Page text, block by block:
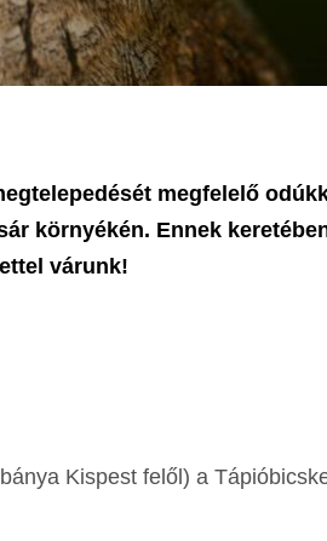
megfelelő
környékén. Ennek
várunk!
Kispest felől) a